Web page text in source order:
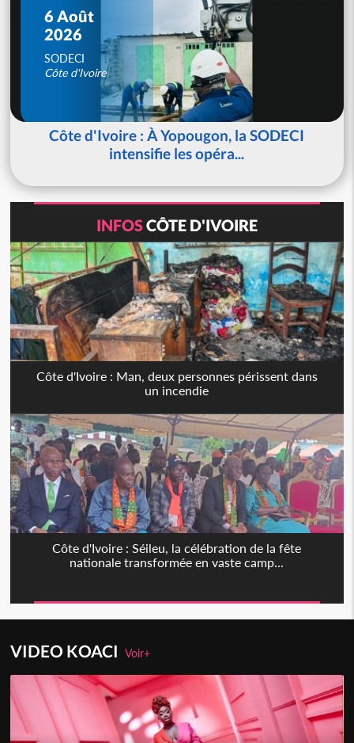
6 Août
2026
SODECI
Côte d'Ivoire
Côte d'Ivoire : À Yopougon, la SODECI
intensifie les opéra...
INFOSCÔTE D'IVOIRE
Côte d'Ivoire : Man, deux personnes périssent dans
un incendie
Côte d'Ivoire : Séileu, la célébration de la fête
nationale transformée en vaste camp...
VIDEO KOACIVoir+